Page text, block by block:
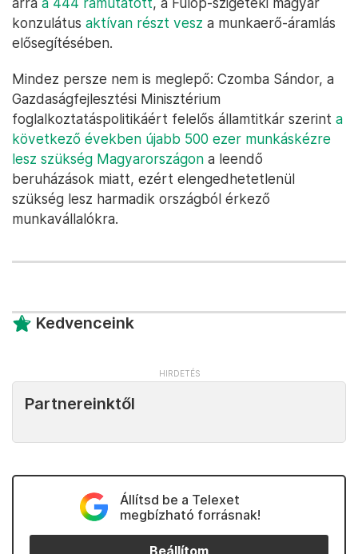
konzulátus aktívan részt vesz a munkaerő-áramlás
elősegítésében.
Mindez persze nem is meglepő: Czomba Sándor, a
Gazdaságfejlesztési Minisztérium
foglalkoztatáspolitikáért felelős államtitkár szerint a
következő években újabb 500 ezer munkáskézre
lesz szükség Magyarországon a leendő
beruházások miatt, ezért elengedhetetlenül
szükség lesz harmadik országból érkező
munkavállalókra.
Kedvenceink
Partnereinktől
Állítsd be a Telexet
megbízható forrásnak!
Beállítom